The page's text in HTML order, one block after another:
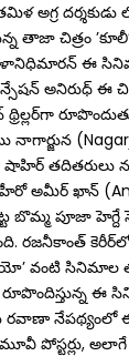
అగ్ర
తాజా చిత్రం
ఈ
అనిరుధ్ ఈ
నాగార్జున
తదితరులు
అమీర్ ఖాన్
బొమ్మ పూజా హెగ్దే
రజనీకాంత్‌
‘లియో’ వంటి
రూపొందిస్తున్న
రవాణా నేపథ్యంలో
పోస్టర్లు,